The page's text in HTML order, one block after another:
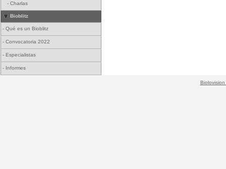
- Charlas
Bioblitz
- Qué es un Bioblitz
- Convocatoria 2022
- Especialistas
- Informes
Biolovision